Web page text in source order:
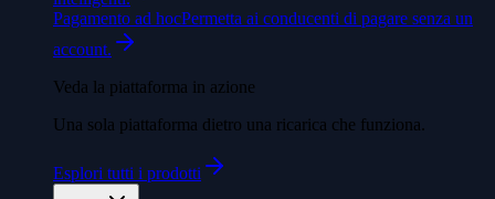
Pagamento ad hocPermetta ai conducenti di pagare senza un
account.
Veda la piattaforma in azione
Una sola piattaforma dietro una ricarica che funziona.
Esplori tutti i prodotti